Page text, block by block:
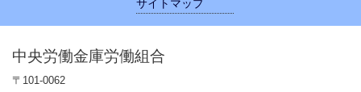
サイトマップ
中央労働金庫労働組合
〒101-0062